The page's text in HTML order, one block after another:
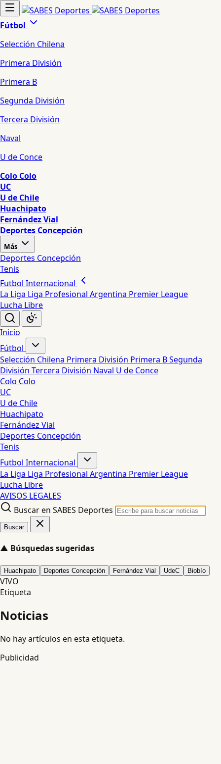
Fútbol
Selección Chilena
Primera División
Primera B
Segunda División
Tercera División
Naval
U de Conce
Colo Colo
UC
U de Chile
Huachipato
Fernández Vial
Deportes Concepción
Más
Deportes Concepción
Tenis
Futbol Internacional
La Liga Liga Profesional Argentina Premier League
Lucha Libre
Inicio
Fútbol
Selección Chilena Primera División Primera BSegunda
División Tercera División Naval U de Conce
Colo Colo
UC
U de Chile
Huachipato
Fernández Vial
Deportes Concepción
Tenis
Futbol Internacional
La Liga Liga Profesional Argentina Premier League
Lucha Libre
AVISOS LEGALES
Buscar en SABES Deportes
Buscar
▲ Búsquedas sugeridas
Huachipato Deportes Concepción Fernández Vial UdeC Biobío
VIVO
Etiqueta
Noticias
No hay artículos en esta etiqueta.
Publicidad